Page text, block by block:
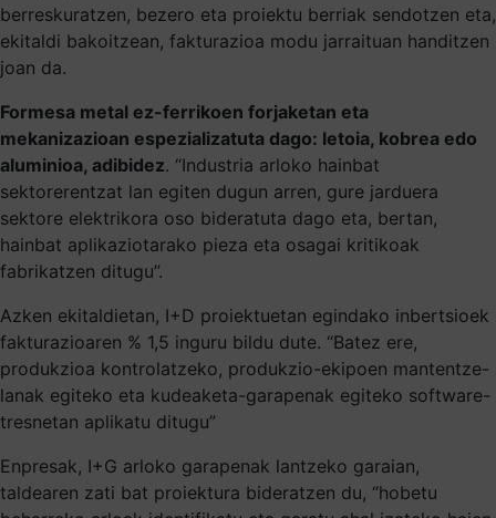
berreskuratzen, bezero eta proiektu berriak sendotzen eta,
ekitaldi bakoitzean, fakturazioa modu jarraituan handitzen
joan da.
Formesa metal ez-ferrikoen forjaketan eta
mekanizazioan espezializatuta dago: letoia, kobrea edo
aluminioa, adibidez. “Industria arloko hainbat
sektorerentzat lan egiten dugun arren, gure jarduera
sektore elektrikora oso bideratuta dago eta, bertan,
hainbat aplikaziotarako pieza eta osagai kritikoak
fabrikatzen ditugu”.
Azken ekitaldietan, I+D proiektuetan egindako inbertsioek
fakturazioaren % 1,5 inguru bildu dute. “Batez ere,
produkzioa kontrolatzeko, produkzio-ekipoen mantentze-
lanak egiteko eta kudeaketa-garapenak egiteko software-
tresnetan aplikatu ditugu”
Enpresak, I+G arloko garapenak lantzeko garaian,
taldearen zati bat proiektura bideratzen du, “hobetu